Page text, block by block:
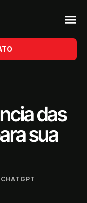
das
sua